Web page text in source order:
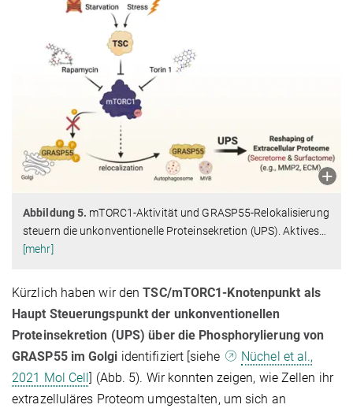
Abbildung 5. mTORC1-Aktivität und GRASP55-Relokalisierung
steuern die unkonventionelle Proteinsekretion (UPS). Aktives
[mehr]
Kürzlich haben wir denTSC/mTORC1-Knotenpunkt als
Haupt Steuerungspunkt der unkonventionellen
Proteinsekretion (UPS) über die Phosphorylierung von
GRASP55 im Golgi identifiziert [siehe
Nüchel et al.,
2021 Mol Cell
] (Abb. 5). Wir konnten zeigen, wie Zellen ihr
extrazelluläres Proteom umgestalten, um sich an